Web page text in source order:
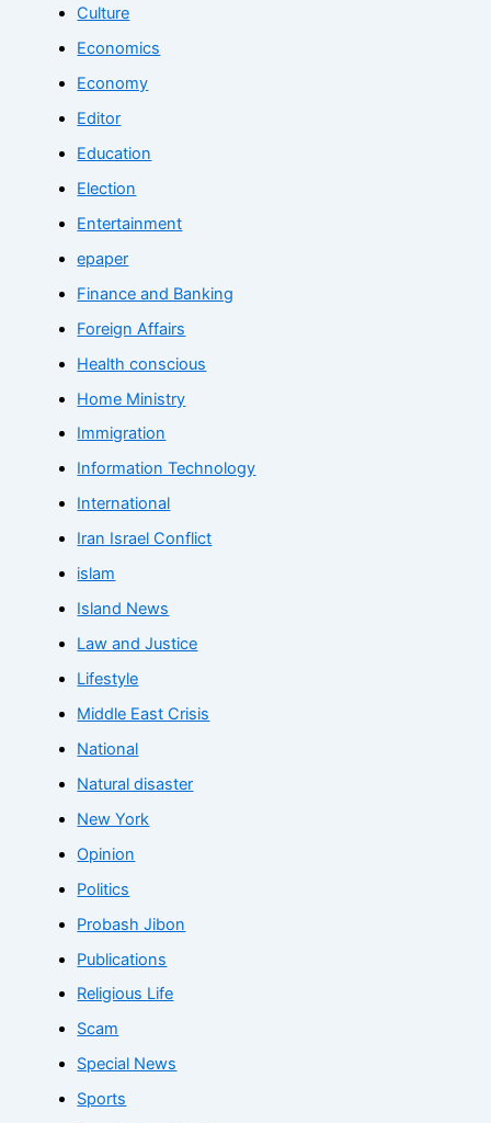
Culture
Economics
Economy
Editor
Education
Election
Entertainment
epaper
Finance and Banking
Foreign Affairs
Health conscious
Home Ministry
Immigration
Information Technology
International
Iran Israel Conflict
islam
Island News
Law and Justice
Lifestyle
Middle East Crisis
National
Natural disaster
New York
Opinion
Politics
Probash Jibon
Publications
Religious Life
Scam
Special News
Sports